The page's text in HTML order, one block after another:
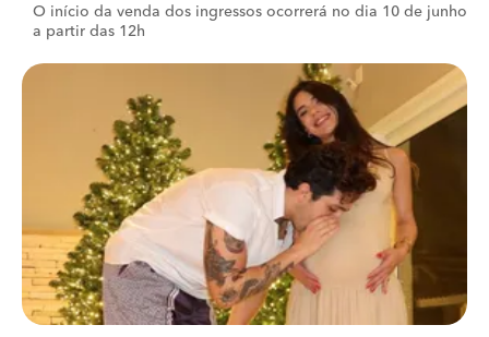
O início da venda dos ingressos ocorrerá no dia 10 de junho
a partir das 12h